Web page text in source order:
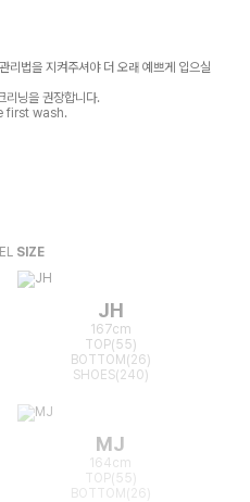
리법을 지켜주셔야 더 오래 예쁘게 입으실
리닝을 권장합니다.
first wash.
SIZE
JH
167cm
TOP(55)
BOTTOM(26)
SHOES(240)
MJ
164cm
TOP(55)
BOTTOM(26)